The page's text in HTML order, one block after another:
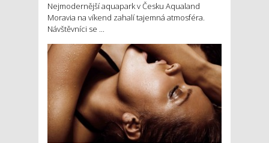
Nejmodernější aquapark v Česku Aqualand
Moravia na víkend zahalí tajemná atmosféra.
Návštěvníci se ...